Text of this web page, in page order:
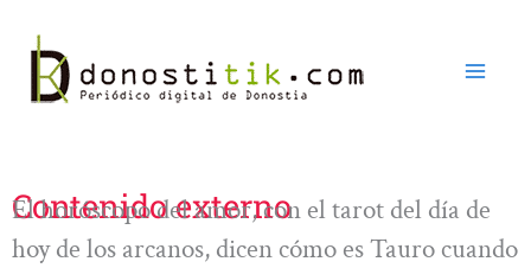
contenido
Contenido externo
El horóscopo del amor, con el tarot del día de
hoy de los arcanos, dicen cómo es Tauro cuando